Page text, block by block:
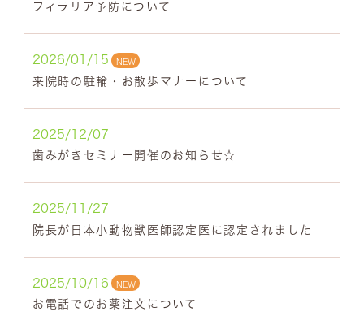
フィラリア予防について
2026/01/15 NEW
来院時の駐輪・お散歩マナーについて
2025/12/07
歯みがきセミナー開催のお知らせ☆
2025/11/27
院長が日本小動物獣医師認定医に認定されました
2025/10/16 NEW
お電話でのお薬注文について